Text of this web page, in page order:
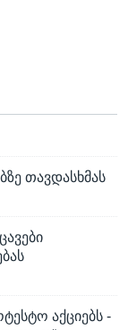
თავდასხმას
აქციებს -